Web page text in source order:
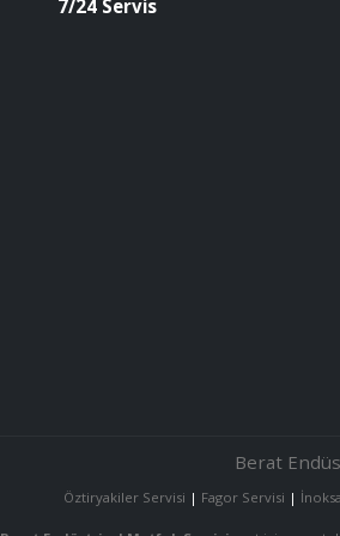
7/24 Servis
Berat
Öztiryakiler Servisi | Fagor Servisi |